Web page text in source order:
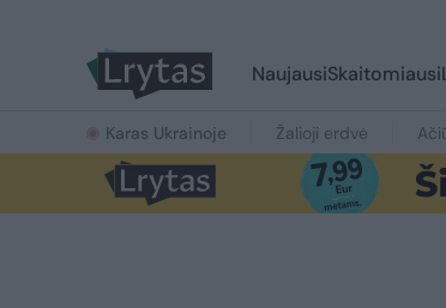
NaujausiSkaitomiausi
Karas Ukrainoje Žalioji erdvė